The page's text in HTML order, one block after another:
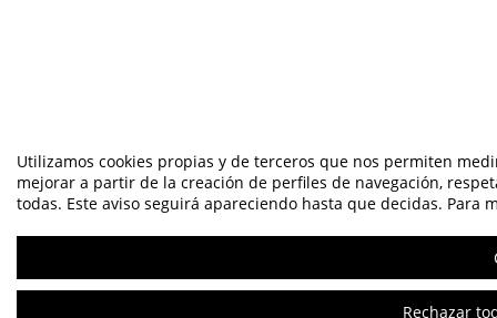
Utilizamos cookies propias y de terceros que nos permiten
mejorar a partir de la creación de perfiles de navegación,
todas. Este aviso seguirá apareciendo hasta que decidas.
Rechazar